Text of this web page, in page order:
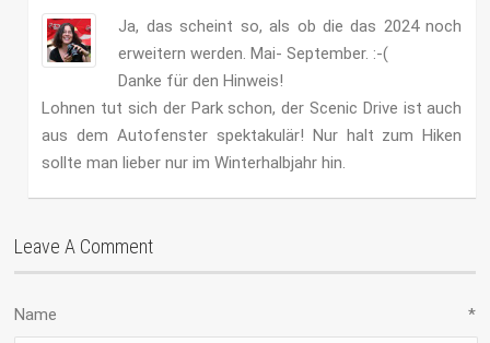
Ja, das scheint so, als ob die das 2024 noch
erweitern werden. Mai- September. :-(
Danke für den Hinweis!
Lohnen tut sich der Park schon, der Scenic Drive ist auch
aus dem Autofenster spektakulär! Nur halt zum Hiken
sollte man lieber nur im Winterhalbjahr hin.
Leave A Comment
Name *